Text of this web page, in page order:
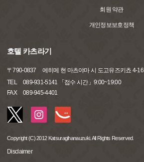
회원 약관
개인정보보호정책
호텔 카츠라기
〒790-0837
에히메 현 마츠야마 시 도고유즈키쵸 4-16
TEL
089-931-5141 「접수 시간」9:00~19:00
FAX
089-945-4401
Copyright (C) 2012 Katsuragihanauzuki. All Rights Reserved.
Disclaimer